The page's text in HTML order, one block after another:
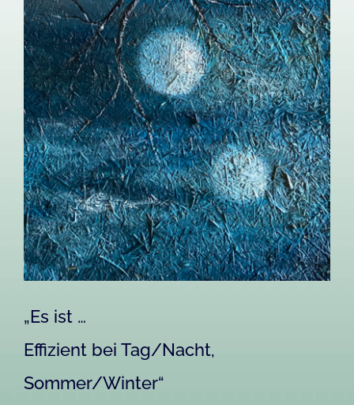
„Es ist …
Effizient bei Tag/Nacht,
Sommer/Winter“